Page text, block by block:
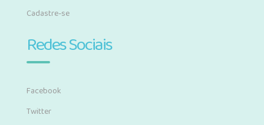
Cadastre-se
Redes Sociais
Facebook
Twitter